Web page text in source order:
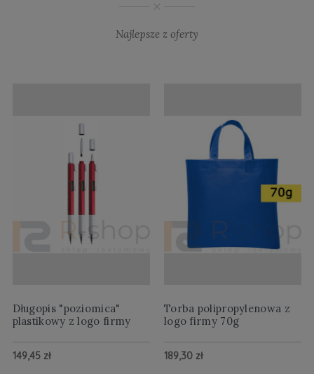
Najlepsze z oferty
Długopis "poziomica"
plastikowy z logo firmy
149,45 zł
Torba polipropylenowa z
logo firmy 70g
189,30 zł